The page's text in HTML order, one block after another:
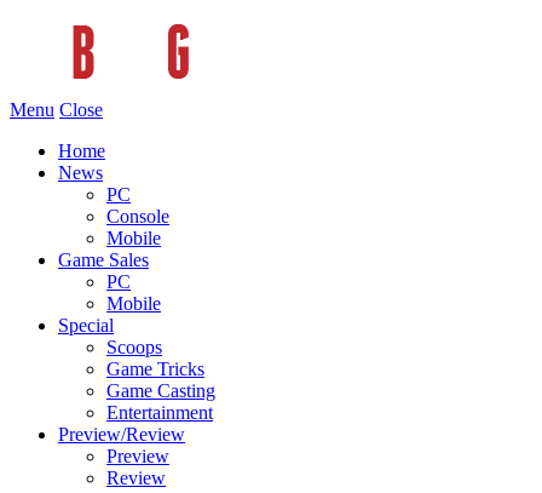
Menu Close
Home
News
PC
Console
Mobile
Game Sales
PC
Mobile
Special
Scoops
Game Tricks
Game Casting
Entertainment
Preview/Review
Preview
Review